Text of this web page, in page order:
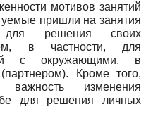
мотивов занятий
пришли на занятия
решения своих
в частности, для
с окружающими, в
Кроме того,
важность изменения
для решения личных